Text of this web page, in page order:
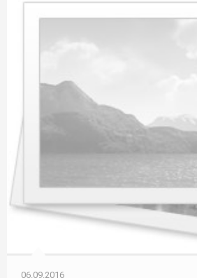
06.09.2016